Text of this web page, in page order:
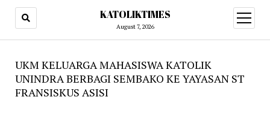
KATOLIKTIMES
August 7, 2026
open
menu
UKM KELUARGA MAHASISWA KATOLIK
UNINDRA BERBAGI SEMBAKO KE YAYASAN ST
FRANSISKUS ASISI